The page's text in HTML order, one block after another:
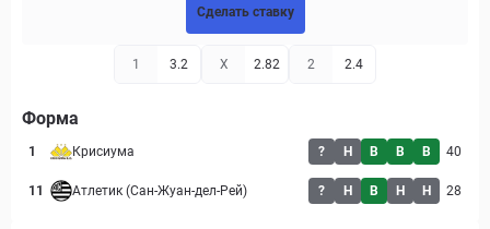
Сделать ставку
1 3.2 X 2.82 2 2.4
Форма
1 Крисиума ? Н В В В 40
11 Атлетик (Сан-Жуан-дел-Рей) ? Н В Н Н 28